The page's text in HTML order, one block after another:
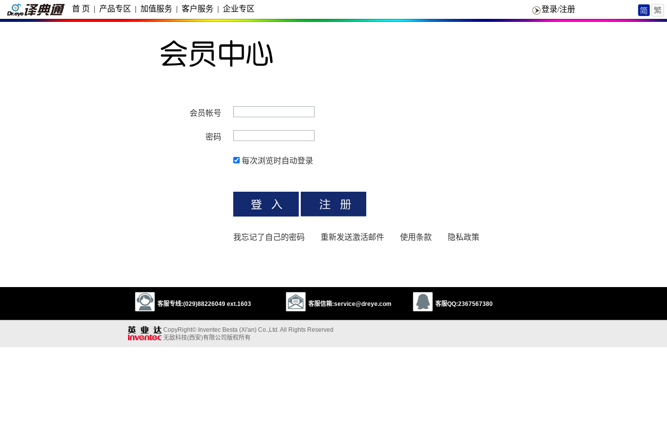
首 页 | 产品专区 | 加值服务 | 客户服务 | 企业专区 登录/注册
会员帐号
密码
每次浏览时自动登录
我忘记了自己的密码 重新发送激活邮件 使用条款 隐私政策
客服专线:(029)88226049 ext.1603 客服信箱:service@dreye.com 客服QQ:2367567380
CopyRight© Inventec Besta (Xi'an) Co.,Ltd. All Rights Reserved
无敌科技(西安)有限公司版权所有